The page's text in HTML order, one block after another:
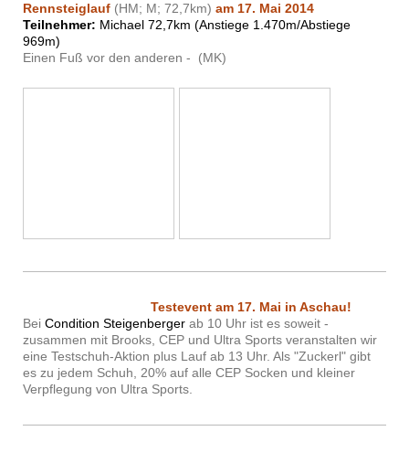
Rennsteiglauf (HM; M; 72,7km) am 17. Mai 2014
Teilnehmer: Michael 72,7km (Anstiege 1.470m/Abstiege
969m)
Einen Fuß vor den anderen - (MK)
Testevent am 17. Mai in Aschau!
Bei Condition Steigenberger ab 10 Uhr ist es soweit -
zusammen mit Brooks, CEP und Ultra Sports veranstalten wir
eine Testschuh-Aktion plus Lauf ab 13 Uhr. Als "Zuckerl" gibt
es zu jedem Schuh, 20% auf alle CEP Socken und kleiner
Verpflegung von Ultra Sports.